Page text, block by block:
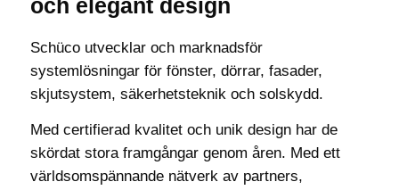
och elegant design
Schüco utvecklar och marknadsför
systemlösningar för fönster, dörrar, fasader,
skjutsystem, säkerhetsteknik och solskydd.
Med certifierad kvalitet och unik design har de
skördat stora framgångar genom åren. Med ett
världsomspännande nätverk av partners,